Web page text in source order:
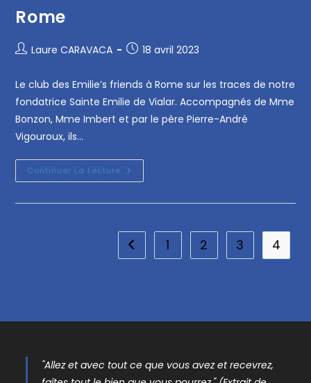
Rome
Laure CARAVACA 18 avril 2023
Le club des Emilie’s friends à Rome sur les traces de notre
fondatrice Sainte Emilie de Vialar. Accompagnés de Mme
Bonzon, Mme Imbert et par le père Pierre-André
Vigouroux, ils…
Continuer La Lecture
1 2 3 4
"Allez et avec tout ce que vous avez et recevrez,